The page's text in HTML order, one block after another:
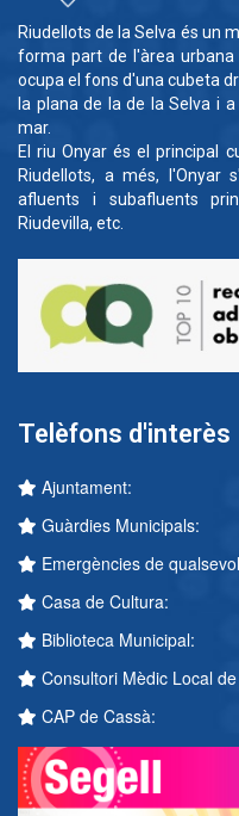
Riudellots de la Selva és un
forma part de l'àrea urbana
ocupa el fons d'una cubeta
la plana de la de la Selva i
mar.
El riu Onyar és el principal
Riudellots, a més, l'Onyar
afluents i subafluents
Riudevilla, etc.
Telèfons d'interès
Ajuntament:
Guàrdies Municipals:
Emergències de
Casa de Cultura:
Biblioteca Municipal:
Consultori Mèdic Local
CAP de Cassà: